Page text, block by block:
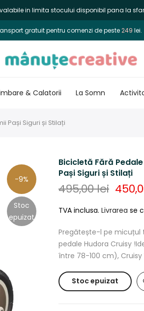
in limita stocului disponibil pana la
gratuit pentru comenzi de peste249 lei.
& Calatorii La Somn
Pași Siguri și Stilați
-9%
Stoc
epuizat
Bicicletă Fără
Pași Siguri și Stilați
495,00 lei
TVA inclusa. Livrarea se
Pregătește-l pe micuțul
pedale Hudora Cruisy
între 78-100 cm), Cruisy
Stoc epuizat